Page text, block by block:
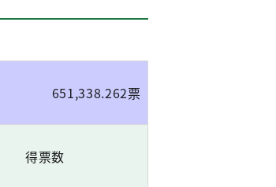
651,338.262票
得票数